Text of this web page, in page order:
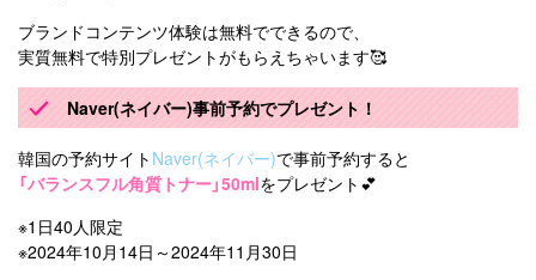
ブランドコンテンツ体験は無料でできるので、
実質無料で特別プレゼントがもらえちゃいます🥰
Naver(ネイバー)事前予約でプレゼント！
韓国の予約サイト Naver(ネイバー)で事前予約すると
「バランスフル角質トナー」50mlをプレゼント💕
※1日40人限定
※2024年10月14日～2024年11月30日